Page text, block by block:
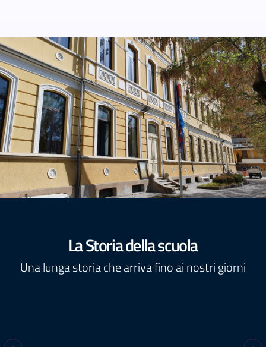
La Storia della scuola
Una lunga storia che arriva fino ai nostri giorni